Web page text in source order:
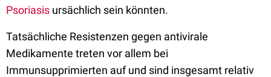
Psoriasis ursächlich sein könnten.
Tatsächliche Resistenzen gegen antivirale
Medikamente treten vor allem bei
Immunsupprimierten auf und sind insgesamt relativ